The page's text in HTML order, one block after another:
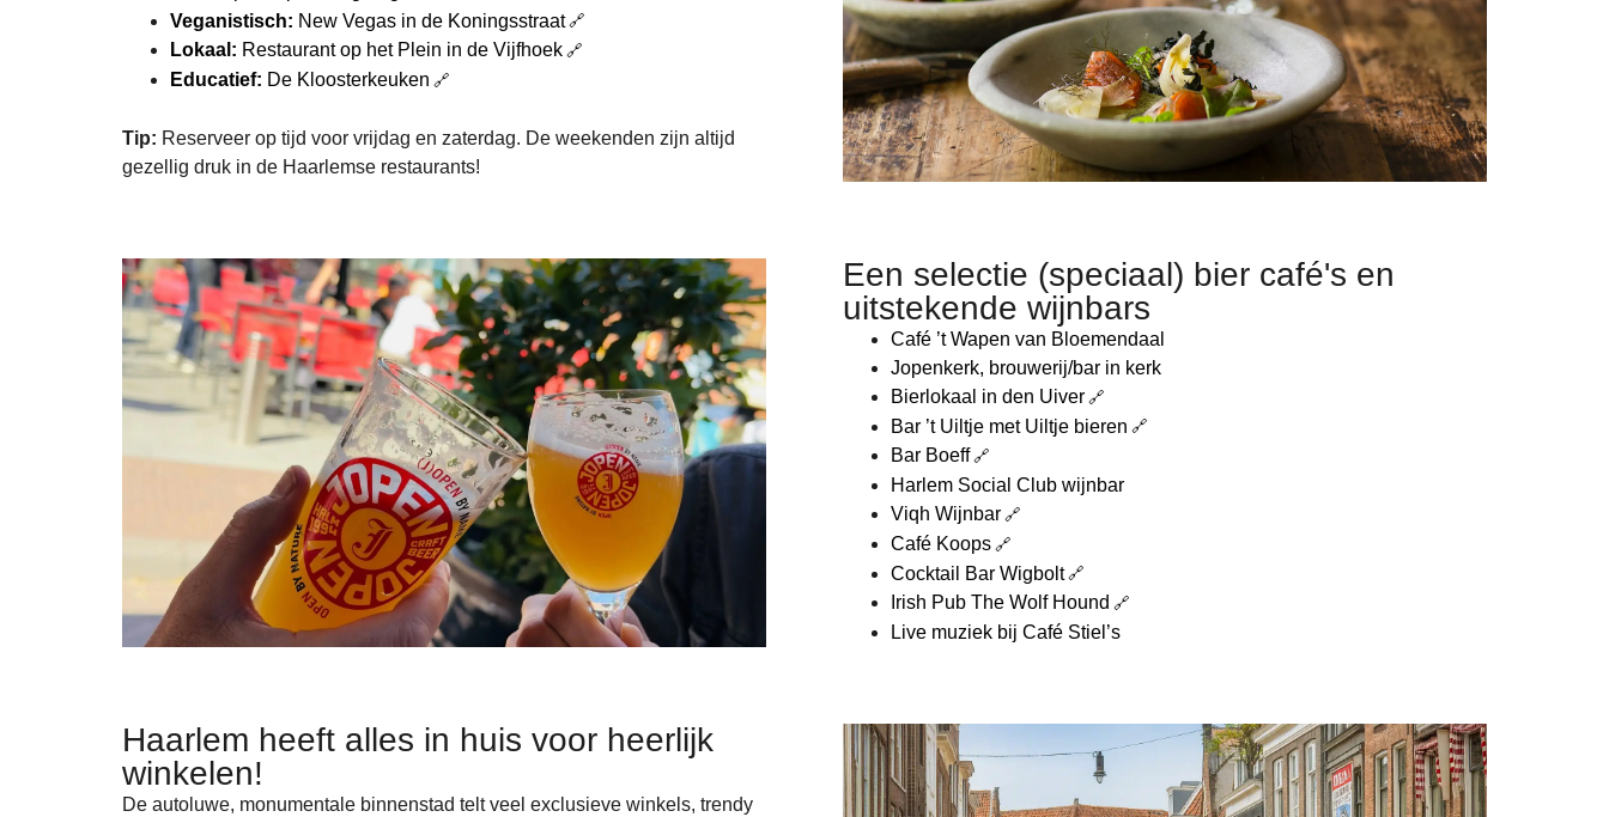
Veganistisch: New Vegas in de Koningsstraat
Lokaal: Restaurant op het Plein in de Vijfhoek
Educatief: De Kloosterkeuken
Tip: Reserveer op tijd voor vrijdag en zaterdag. De weekenden zijn altijd
gezellig druk in de Haarlemse restaurants!
Een selectie (speciaal) bier café's en
uitstekende wijnbars
Café ’t Wapen van Bloemendaal
Jopenkerk, brouwerij/bar in kerk
Bierlokaal in den Uiver
Bar ’t Uiltje met Uiltje bieren
Bar Boeff
Harlem Social Club wijnbar
Viqh Wijnbar
Café Koops
Cocktail Bar Wigbolt
Irish Pub The Wolf Hound
Live muziek bij Café Stiel’s
Haarlem heeft alles in huis voor heerlijk
winkelen!​
De autoluwe, monumentale binnenstad telt veel exclusieve winkels, trendy